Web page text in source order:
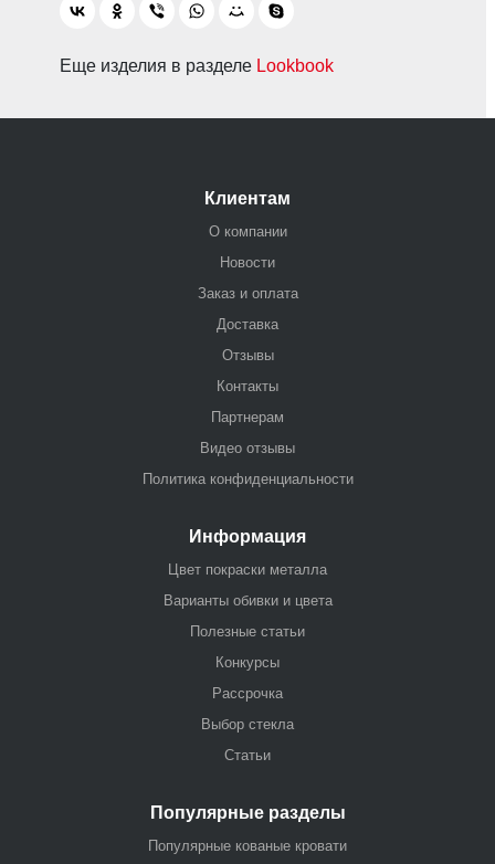
Еще изделия в разделе Lookbook
Клиентам
О компании
Новости
Заказ и оплата
Доставка
Отзывы
Контакты
Партнерам
Видео отзывы
Политика конфиденциальности
Информация
Цвет покраски металла
Варианты обивки и цвета
Полезные статьи
Конкурсы
Рассрочка
Выбор стекла
Статьи
Популярные разделы
Популярные кованые кровати